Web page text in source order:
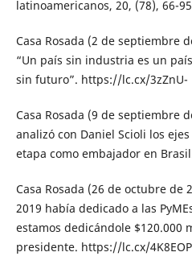
latinoamericanos, 20, (78), 66-
Casa Rosada (2 de septiembre
“Un país sin industria es un
sin futuro”. https://lc.cx/3zZnU-
Casa Rosada (9 de septiembre
analizó con Daniel Scioli los
etapa como embajador en
Casa Rosada (26 de octubre de
2019 había dedicado a las
estamos dedicándole $120.000
presidente. https://lc.cx/4K8EOP